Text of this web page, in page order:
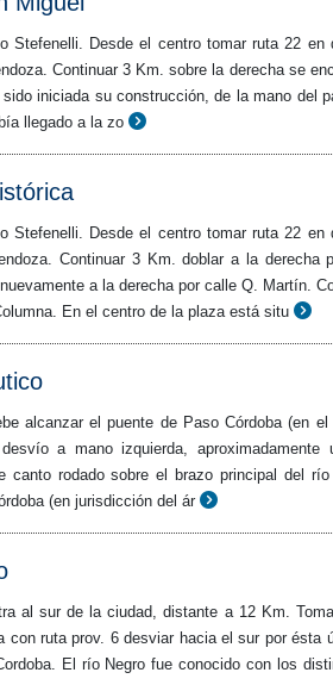
Stefenelli. Desde el centro tomar ruta 22
Continuar 3 Km. sobre la derecha se
iniciada su construcción, de la mano del
llegado a la zo
Stefenelli. Desde el centro tomar ruta 22
Continuar 3 Km. doblar a la derecha
a la derecha por calle Q. Martín.
En el centro de la plaza está situ
alcanzar el puente de Paso Córdoba (en
a mano izquierda,
canto rodado sobre el brazo principal del
(en jurisdicción del ár
al sur de la ciudad, distante a 12 Km.
con ruta prov. 6 desviar hacia el sur por
El río Negro fue conocido con los